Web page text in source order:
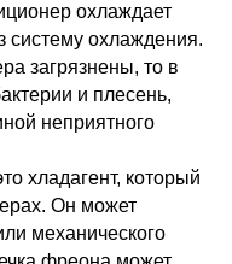
охлаждает
систему охлаждения.
загрязнены, то в
и плесень,
неприятного
хладагент, который
Он может
механического